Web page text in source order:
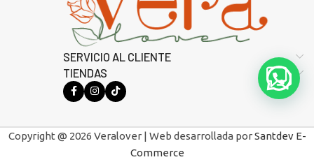
SERVICIO AL CLIENTE
TIENDAS
Copyright @ 2026 Veralover | Web desarrollada porSantdev E-
Commerce